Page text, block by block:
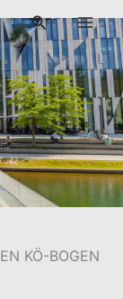
Suchen
KÖ-BOGEN